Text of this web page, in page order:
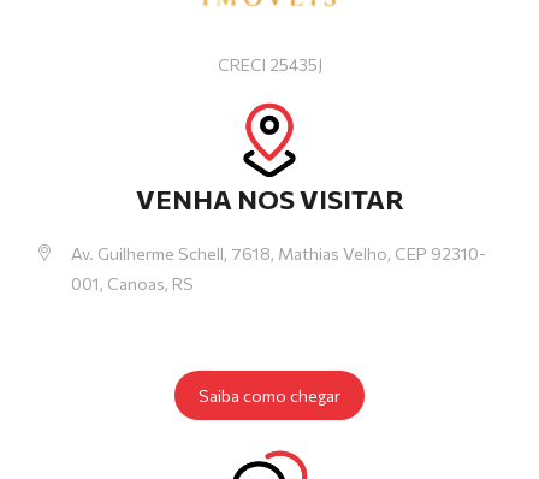
CRECI 25435J
VENHA NOS VISITAR
Av. Guilherme Schell, 7618, Mathias Velho, CEP 92310-
001, Canoas, RS
Saiba como chegar